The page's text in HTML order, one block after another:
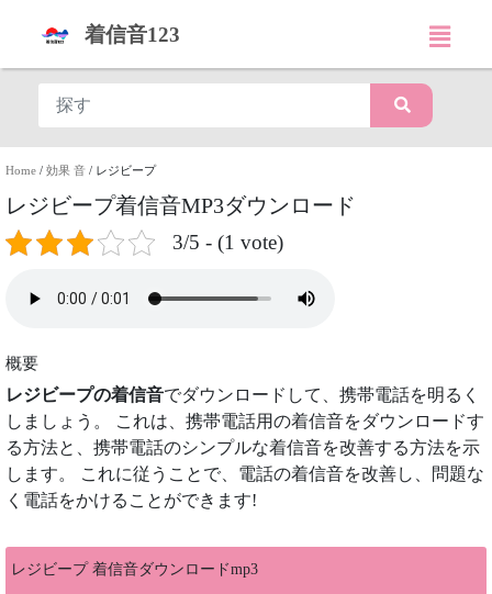
着信音123
Home / 効果 音 / レジビープ
レジビープ着信音MP3ダウンロード
3/5 - (1 vote)
概要
レジビープの着信音でダウンロードして、携帯電話を明るく
しましょう。 これは、携帯電話用の着信音をダウンロードす
る方法と、携帯電話のシンプルな着信音を改善する方法を示
します。 これに従うことで、電話の着信音を改善し、問題な
く電話をかけることができます!
レジビープ 着信音ダウンロードmp3